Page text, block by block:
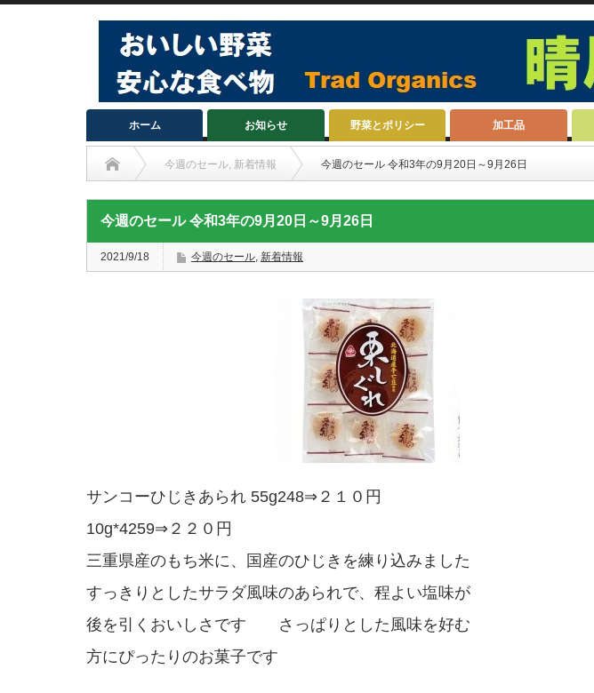
ホーム お知らせ 野菜とポリシー 加工品
今週のセール, 新着情報 今週のセール 令和3年の9月20日～9月26日
今週のセール 令和3年の9月20日～9月26日
2021/9/18 今週のセール, 新着情報
サンコーひじきあられ 55g248⇒２１０円
10g*4259⇒２２０円
三重県産のもち米に、国産のひじきを練り込みました
すっきりとしたサラダ風味のあられで、程よい塩味が
後を引くおいしさです さっぱりとした風味を好む
方にぴったりのお菓子です